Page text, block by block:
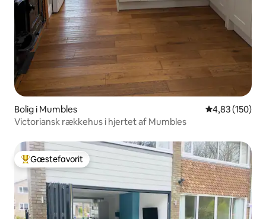
Bolig i Mumbles 4,83 ud af 5 i
4,83 (150)
Victoriansk rækkehus i hjertet af Mumbles
Bedste gæstefavorit
Gæstefavorit